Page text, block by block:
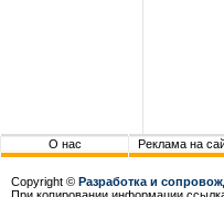
О нас Реклама на
Copyright © Разработка и